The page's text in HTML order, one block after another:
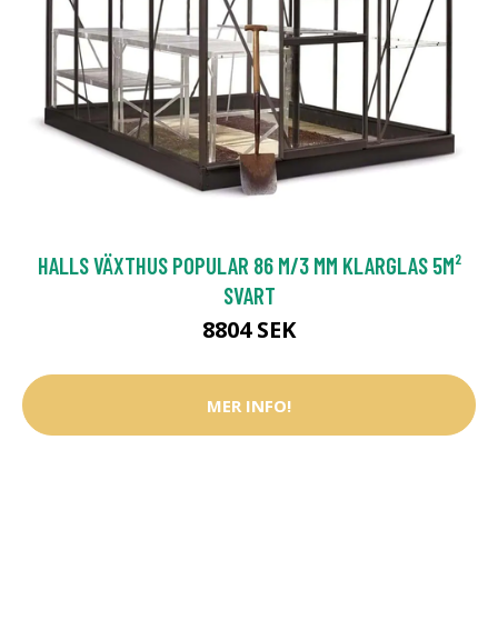
HALLS VÄXTHUS POPULAR 86 M/3 MM KLARGLAS 5M²
SVART
8804 SEK
MER INFO!